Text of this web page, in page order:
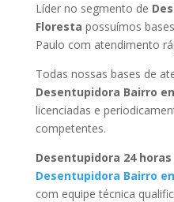
Líder no segmento de
Floresta possuímos
Paulo com atendimento
Todas nossas bases de
Desentupidora Bairro
licenciadas e
competentes.
Desentupidora 24
Desentupidora Bairro
com equipe técnica